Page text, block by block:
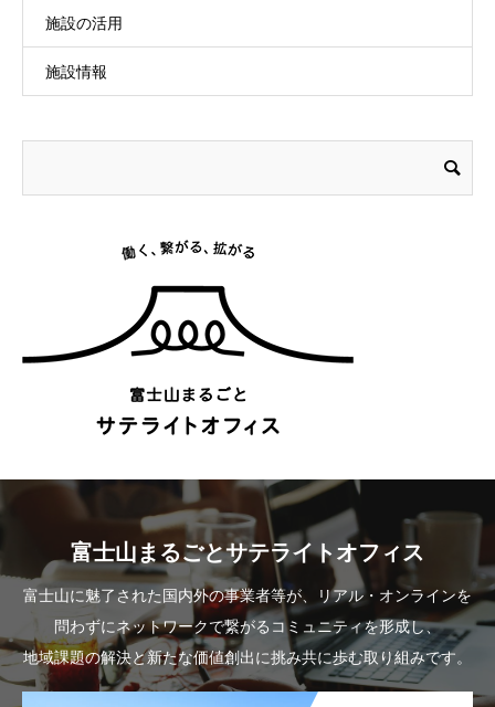
施設の活用
施設情報
富士山まるごとサテライトオフィス
富士山に魅了された国内外の事業者等が、リアル・オンラインを
問わずにネットワークで繋がるコミュニティを形成し、
地域課題の解決と新たな価値創出に挑み共に歩む取り組みです。